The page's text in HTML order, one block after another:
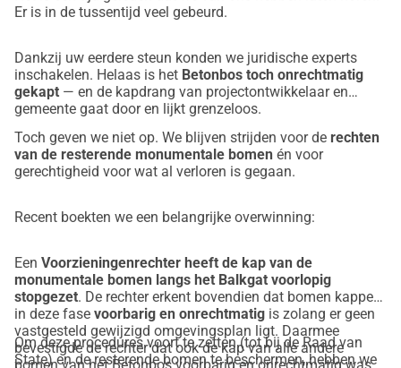
gemeentelijk beleid.
Er is in de tussentijd veel gebeurd.
Dankzij uw eerdere steun konden we juridische experts
inschakelen. Helaas is het Betonbos toch onrechtmatig
gekapt — en de kapdrang van projectontwikkelaar en
gemeente gaat door en lijkt grenzeloos.
Toch geven we niet op. We blijven strijden voor de rechten
van de resterende monumentale bomen én voor
gerechtigheid voor wat al verloren is gegaan.
Recent boekten we een belangrijke overwinning:
Een Voorzieningenrechter heeft de kap van de
monumentale bomen langs het Balkgat voorlopig
stopgezet. De rechter erkent bovendien dat bomen kappen
in deze fase voorbarig en onrechtmatig is zolang er geen
vastgesteld gewijzigd omgevingsplan ligt. Daarmee
bevestigde de rechter dat ook de kap van alle andere
Om deze procedures voort te zetten (tot bij de Raad van
State) en de resterende bomen te beschermen, hebben we